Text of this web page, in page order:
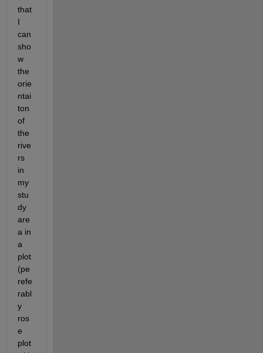
that
I
can
sho
w
the
orie
ntai
ton
of
the
rive
rs
in
my
stu
dy
are
a in
a
plot
(pe
refe
rabl
y
ros
e
plot